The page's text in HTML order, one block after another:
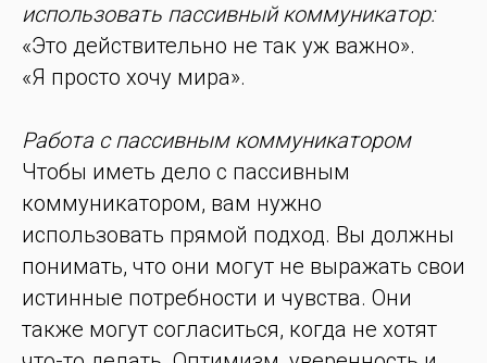
использовать пассивный коммуникатор:
«Это действительно не так уж важно».
«Я просто хочу мира».
Работа с пассивным коммуникатором
Чтобы иметь дело с пассивным
коммуникатором, вам нужно
использовать прямой подход. Вы должны
понимать, что они могут не выражать свои
истинные потребности и чувства. Они
также могут согласиться, когда не хотят